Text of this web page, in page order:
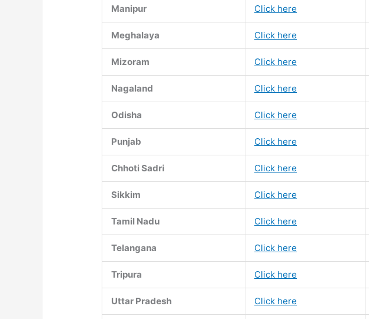
Manipur Click here
Meghalaya Click here
Mizoram Click here
Nagaland Click here
Odisha Click here
Punjab Click here
Chhoti Sadri Click here
Sikkim Click here
Tamil Nadu Click here
Telangana Click here
Tripura Click here
Uttar Pradesh Click here